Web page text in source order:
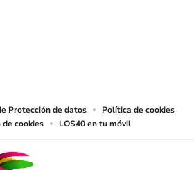
Protección de datos
Política de cookies
cookies
LOS40 en tu móvil